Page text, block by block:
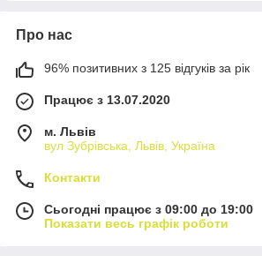
Про нас
96% позитивних з 125 відгуків за рік
Працює з 13.07.2020
м. Львів
вул Зубрівська, Львів, Україна
Контакти
Сьогодні працює з 09:00 до 19:00
Показати весь графік роботи